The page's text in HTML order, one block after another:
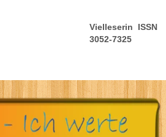
Vielleserin ISSN
3052-7325